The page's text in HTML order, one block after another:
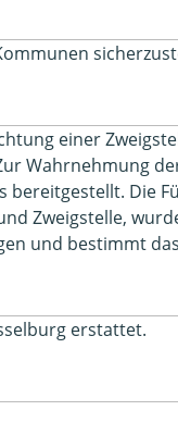
einer
Wahrnehmung
bereitgestellt. Die
Zweigstelle,
und bestimmt
erstattet.